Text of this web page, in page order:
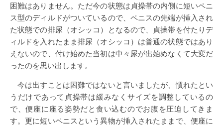
困難はありません。ただ今の状態は貞操帯の内側に短いペニ
ス型のディルドがついているので、ペニスの先端が挿入され
た状態での排尿（オシッコ）となるので、貞操帯を付たりデ
ィルドを入れたまま排尿（オシッコ）は普通の状態ではあり
えないので、付け始めた当初は中々尿が出始めなくて大変だ
ったのを思い出します。
今は出すことは困難ではないと言いましたが、慣れたとい
うだけであって貞操帯は緩みなくサイズを調整しているの
で、便座に座る姿勢だと食い込むのでお腹を圧迫してきま
す。更に短いペニスという異物が挿入されたままで、便座に